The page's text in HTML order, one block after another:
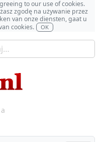
to our use of cookies.
zgodę na używanie przez
van onze diensten, gaat u
cookies.
OK